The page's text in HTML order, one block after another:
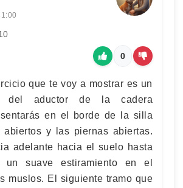
0
que te voy a mostrar es un
del aductor de la cadera
en el borde de la silla
y las piernas abiertas.
adelante hacia el suelo hasta
un suave estiramiento en el
muslos. El siguiente tramo que